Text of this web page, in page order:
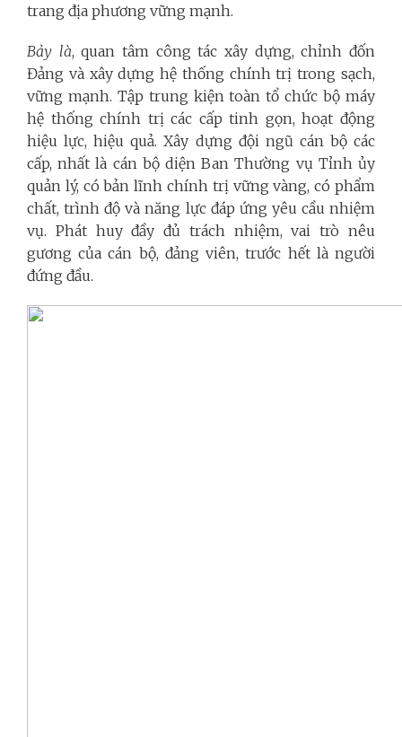
trang địa phương vững mạnh.
Bảy là, quan tâm công tác xây dựng, chỉnh đốn
Đảng và xây dựng hệ thống chính trị trong sạch,
vững mạnh. Tập trung kiện toàn tổ chức bộ máy
hệ thống chính trị các cấp tinh gọn, hoạt động
hiệu lực, hiệu quả. Xây dựng đội ngũ cán bộ các
cấp, nhất là cán bộ diện Ban Thường vụ Tỉnh ủy
quản lý, có bản lĩnh chính trị vững vàng, có phẩm
chất, trình độ và năng lực đáp ứng yêu cầu nhiệm
vụ. Phát huy đầy đủ trách nhiệm, vai trò nêu
gương của cán bộ, đảng viên, trước hết là người
đứng đầu.